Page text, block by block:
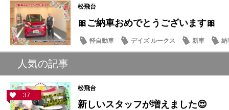
松飛台
🎀ご納車おめでとうございます🎀
軽自動車 デイズ ルークス 新車 納
人気の記事
37
松飛台
新しいスタッフが増えました😍